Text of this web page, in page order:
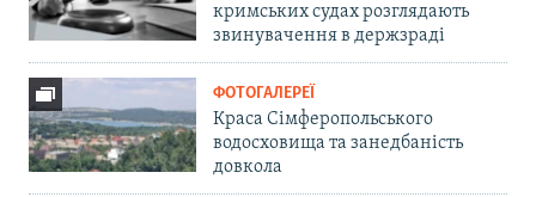
кримських судах розглядають
звинувачення в держзраді
ФОТОГАЛЕРЕЇ
Краса Сімферопольського
водосховища та занедбаність
довкола